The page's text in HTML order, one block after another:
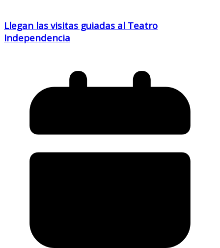
Llegan las visitas guiadas al Teatro
Independencia